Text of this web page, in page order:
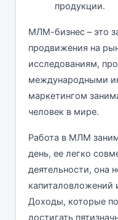
продукции.
МЛМ-бизнес – это
продвижения на
исследованиям,
международными
маркетингом
человек в мире.
Работа в МЛМ
день, ее легко
деятельности, она
капиталовложений
Доходы, которые
достигать